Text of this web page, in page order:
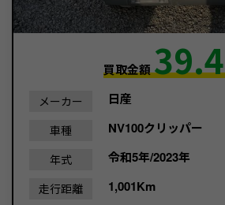
買取金額39.4
メーカー 日産
車種 NV100クリッパー
年式 令和5年/2023年
走行距離 1,001Km